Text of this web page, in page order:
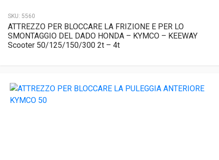
SKU: 5560
ATTREZZO PER BLOCCARE LA FRIZIONE E PER LO
SMONTAGGIO DEL DADO HONDA – KYMCO – KEEWAY
Scooter 50/125/150/300 2t – 4t